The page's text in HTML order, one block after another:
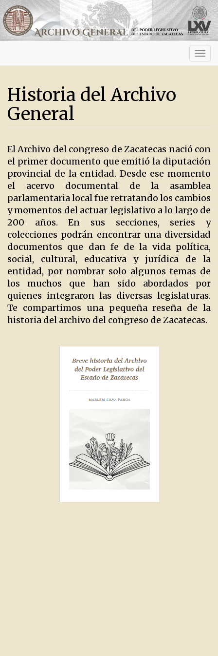
Historia del Archivo
General
El Archivo del congreso de Zacatecas nació con
el primer documento que emitió la diputación
provincial de la entidad. Desde ese momento
el acervo documental de la asamblea
parlamentaria local fue retratando los cambios
y momentos del actuar legislativo a lo largo de
200 años. En sus secciones, series y
colecciones podrán encontrar una diversidad
documentos que dan fe de la vida política,
social, cultural, educativa y jurídica de la
entidad, por nombrar solo algunos temas de
los muchos que han sido abordados por
quienes integraron las diversas legislaturas.
Te compartimos una pequeña reseña de la
historia del archivo del congreso de Zacatecas.